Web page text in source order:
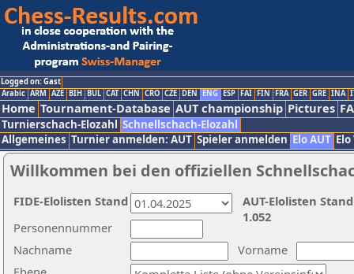
Logged on: Gast
Arabic ARM AZE BIH BUL CAT CHN CRO CZE DEN ENG ESP FAI FIN FRA GER GRE INA
Home Tournament-Database AUT championship Pictures
Turnierschach-Elozahl Schnellschach-Elozahl
Allgemeines Turnier anmelden: AUT Spieler anmelden Elo AUT
Willkommen bei den offiziellen
Nachname
Vorname
Personennummer
AUT-Elolisten
1.052
FIDE-Elolisten Stand